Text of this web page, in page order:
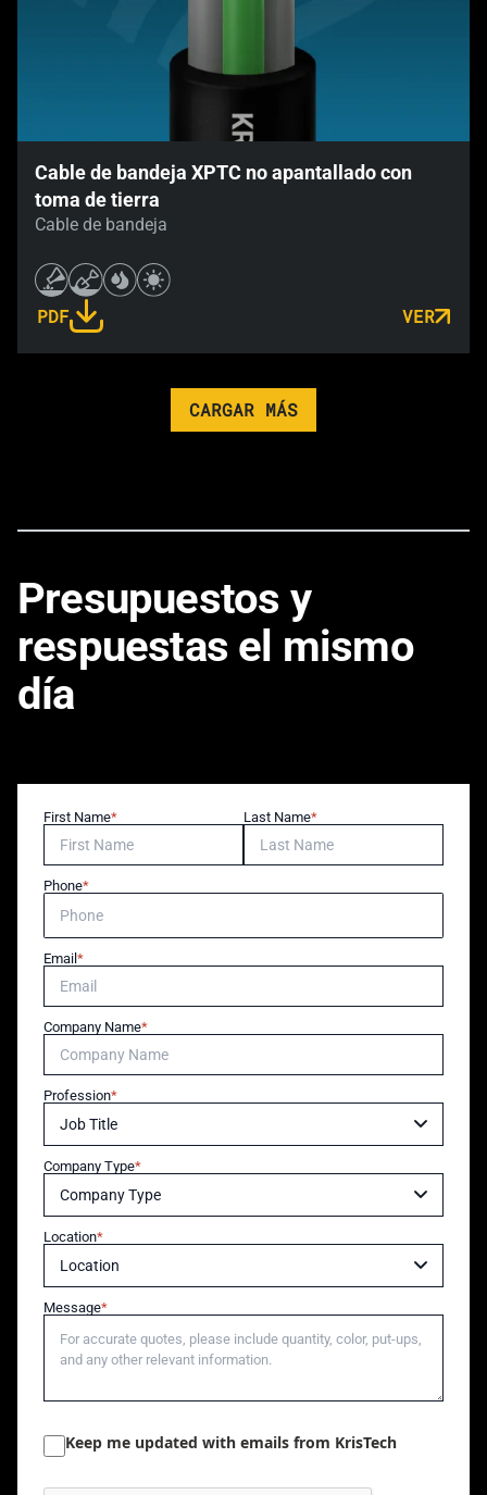
Cable de bandeja XPTC no apantallado con
toma de tierra
Cable de bandeja
LINK OPENS IN A NEW TAB
PDF VER
CARGAR MÁS
Presupuestos y
respuestas el mismo
día
First Name Last Name
Phone
Email
Company Name
Profession
Company Type
Location
Message
Keep me updated with emails from KrisTech